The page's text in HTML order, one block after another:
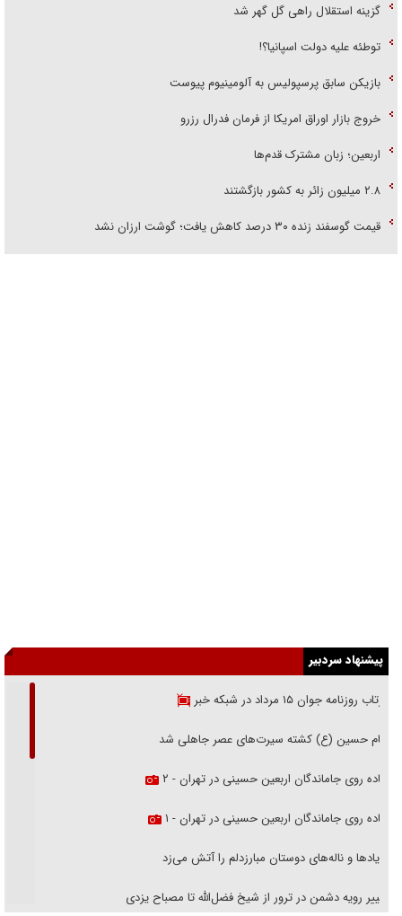
گزینه استقلال راهی گل گهر شد
توطئه علیه دولت اسپانیا؟!
بازیکن سابق پرسپولیس به آلومینیوم پیوست
خروج بازار اوراق امریکا از فرمان فدرال رزرو
اربعین؛ زبان مشترک قدم‌ها
۲.۸ میلیون زائر به کشور بازگشتند
قیمت گوسفند زنده ۳۰ درصد کاهش یافت؛ گوشت ارزان نشد
پیشنهاد سردبیر
بازتاب روزنامه جوان ۱۵ مرداد در شبکه خبر
امام حسین (ع) کشته سیرت‌های عصر جاهلی شد
پیاده روی جاماندگان اربعین حسینی در تهران - ۲
پیاده روی جاماندگان اربعین حسینی در تهران - ۱
فریاد‌ها و ناله‌های دوستان مبارزدلم را آتش می‌زد
تغییر رویه دشمن در ترور از شیخ فضل‌الله تا مصباح یزدی